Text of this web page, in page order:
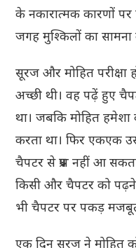
के नकारात्मक कारणों
जगह मुश्किलों का सामना
सूरज और मोहित परीक्षा
अच्छी थी। वह पढ़ें हुए
था। जबकि मोहित
करता था। फिर एकएक
चैपटर से प्रश्न नहीं आ
किसी और चैपटर को
भी चैपटर पर पकड़
एक दिन सूरज ने मोहित